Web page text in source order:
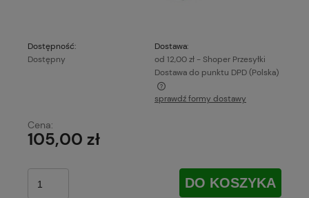
Dostępność:
Dostępny
Dostawa:
od 12,00 zł - Shoper Przesyłki
Dostawa do punktu DPD(Polska)
Cena nie zawiera ewentualnych kosztów płatności
sprawdź formy dostawy
Cena:
105,00 zł
DO KOSZYKA